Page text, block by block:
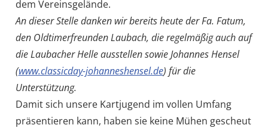
dem Vereinsgelände.
An dieser Stelle danken wir bereits heute der Fa. Fatum,
den Oldtimerfreunden Laubach, die regelmäßig auch auf
die Laubacher Helle ausstellen sowie Johannes Hensel
(www.classicday-johanneshensel.de) für die
Unterstützung.
Damit sich unsere Kartjugend im vollen Umfang
präsentieren kann, haben sie keine Mühen gescheut